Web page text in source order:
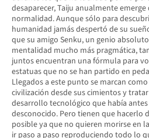
desaparecer, Taiju anualmente
normalidad. Aunque sólo para
humanidad jamás despertó de su
que su amigo Senku, un genio
mentalidad mucho más pragmática,
juntos encuentran una fórmula para
estatuas que no se han partido en
Llegados a este punto se marcan
civilización desde sus cimientos y
desarrollo tecnológico que había
desconocido. Pero tienen que hacerlo
posible ya que no quieren morirse en
ir paso a paso reproduciendo todo lo